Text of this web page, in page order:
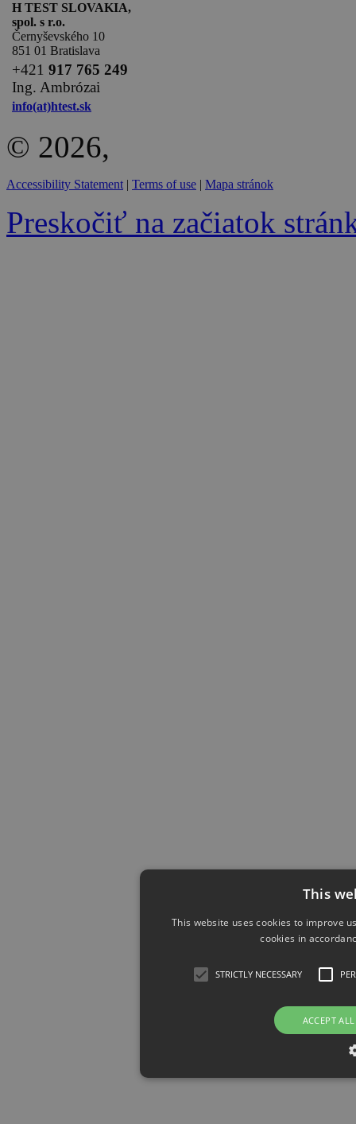
H TEST SLOVAKIA,
spol. s r.o.
Černyševského 10
851 01 Bratislava
+421 917 765 249
Ing. Ambrózai
info(at)htest.sk
© 2026,
Accessibility Statement | Terms of use | Mapa stránok
Preskočiť na začiatok
This
This website uses cookies to improve
cookies in
STRICTLY NECESSARY
ACCEPT ALL